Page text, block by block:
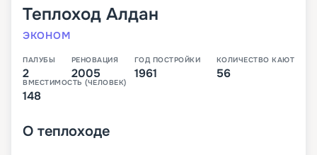
Теплоход Алдан
ЭКОНОМ
ПАЛУБЫ
2
РЕНОВАЦИЯ
2005
ГОД ПОСТРОЙКИ
1961
КОЛИЧЕСТВО КАЮТ
56
ВМЕСТИМОСТЬ (ЧЕЛОВЕК)
148
О теплоходе